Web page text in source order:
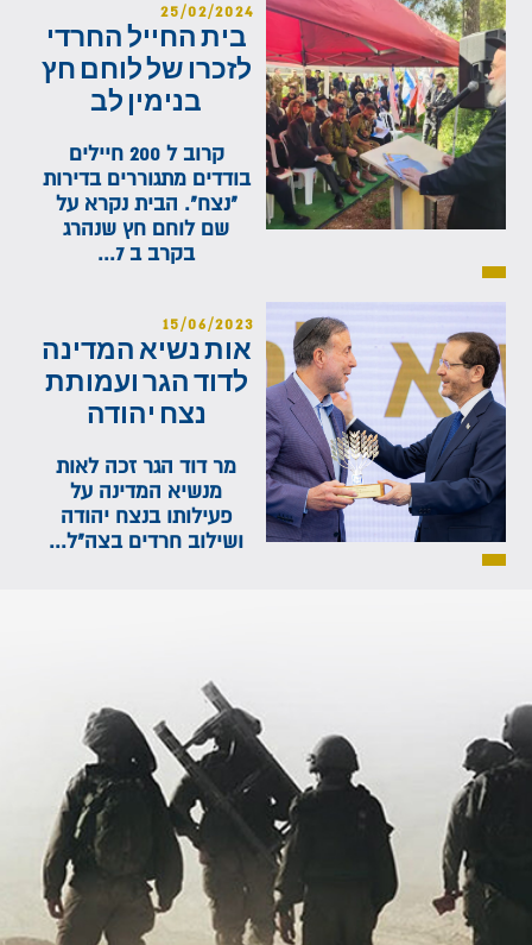
25/02/2024
בית החייל החרדי
לזכרו של לוחם חץ
בנימין לב
קרוב ל 200 חיילים
בודדים מתגוררים בדירות
"נצח". הבית נקרא על
שם לוחם חץ שנהרג
בקרב ב 7...
15/06/2023
אות נשיא המדינה
לדוד הגר ועמותת
נצח יהודה
מר דוד הגר זכה לאות
מנשיא המדינה על
פעילותו בנצח יהודה
ושילוב חרדים בצה"ל...